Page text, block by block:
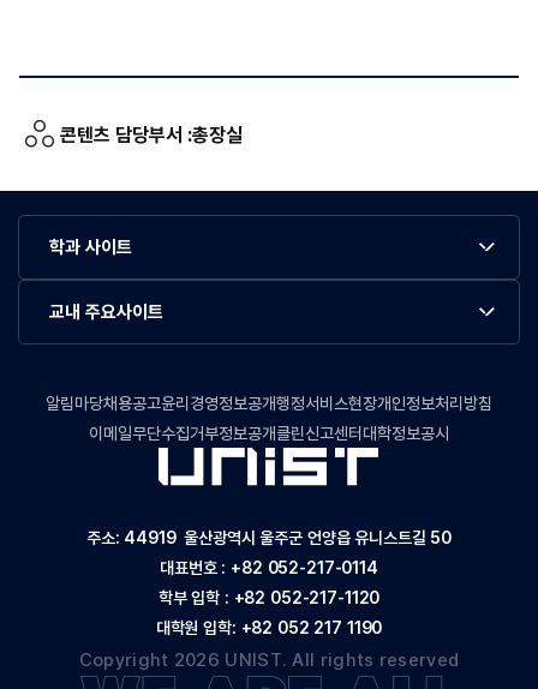
콘텐츠 담당부서 :총장실
학과 사이트
교내 주요사이트
주소: 44919 울산광역시 울주군 언양읍 유니스트길 50
대표번호 : +82 052-217-0114
학부 입학 : +82 052-217-1120
대학원 입학: +82 052 217 1190
알림마당채용공고윤리경영정보공개행정서비스현장개인정보처리방침
이메일무단수집거부정보공개클린신고센터대학정보공시
Copyright 2026 UNIST. All rights reserved